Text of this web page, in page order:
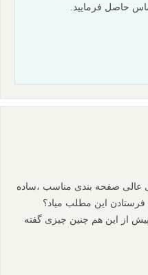
حاصل فرمایید.
عالی صفحه بندی مناسب ،ساده
این مطلب میاد؟
از این هم چنین چیزی گفته